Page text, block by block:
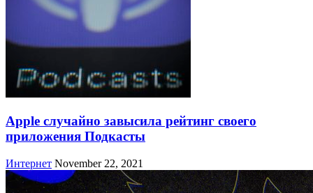
Apple случайно завысила рейтинг своего
приложения Подкасты
Интернет November 22, 2021